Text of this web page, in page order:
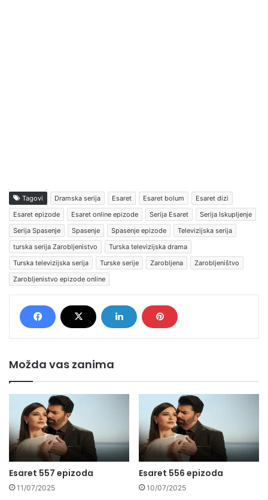
Tagovi Dramska serija Esaret Esaret bolum
Esaret dizi
Esaret epizode
Esaret online epizode Serija Esaret
Serija Iskupljenje
Serija Spasenje
Spasenje Spasenje epizode
Televizijska serija
turska serija Zarobljenistvo
Turska televizijska drama
Turska televizijska serija
Turske serije Zarobljena
Zarobljeništvo
Zarobljenistvo epizode online
Možda vas zanima
Esaret 557 epizoda
11/07/2025
Esaret 556 epizoda
10/07/2025